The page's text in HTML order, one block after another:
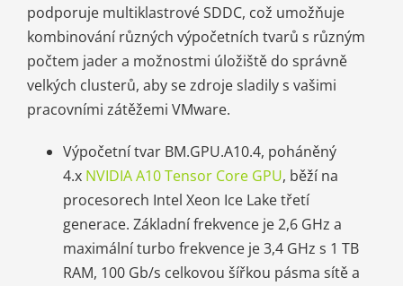
podporuje multiklastrové SDDC, což umožňuje
kombinování různých výpočetních tvarů s různým
počtem jader a možnostmi úložiště do správně
velkých clusterů, aby se zdroje sladily s vašimi
pracovními zátěžemi VMware.
Výpočetní tvar BM.GPU.A10.4, poháněný
4.x NVIDIA A10 Tensor Core GPU, běží na
procesorech Intel Xeon Ice Lake třetí
generace. Základní frekvence je 2,6 GHz a
maximální turbo frekvence je 3,4 GHz s 1 TB
RAM, 100 Gb/s celkovou šířkou pásma sítě a